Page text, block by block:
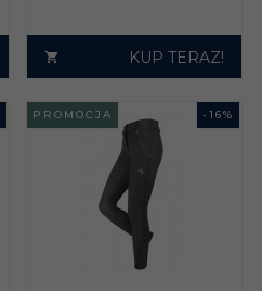
KUP TERAZ!
- 16%
PROMOCJA